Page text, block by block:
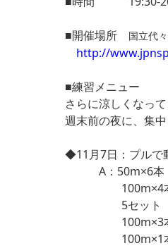
■開催場所 国立代
http://
■練習メニュー
さらに涼しくなっ
週末前の夜に、集
◆11月7日：プルで
A：50m×6本（
100m×4本（
5セット セ
100m×3本（
100m×1本（